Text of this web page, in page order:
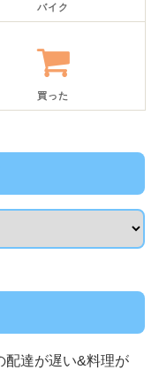
バイク
買った
配達が遅い&料理が